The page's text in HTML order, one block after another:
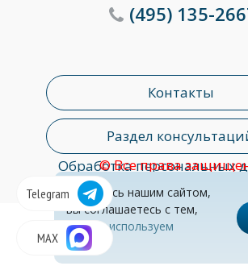
Telegram
MAX
© Все права
Контакты
Раздел
(495)135-
Обработка персональных
Пользуясь нашим сайтом,
вы соглашаетесь с тем,
чтомы используем
cookies